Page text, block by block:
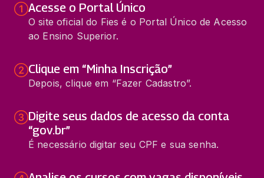
Acesse o Portal Único
O site oficial do Fies é o Portal Único de Acesso
ao Ensino Superior.
Clique em “Minha Inscrição”
Depois, clique em “Fazer Cadastro”.
Digite seus dados de acesso da conta
“gov.br”
É necessário digitar seu CPF e sua senha.